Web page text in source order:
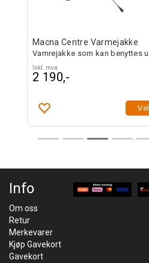
Macna Centre Varmejakke
Vamrejakke som kan benyttes
Inkl. mva
2 190,-
Info
Om oss
Retur
Merkevarer
Kjøp Gavekort
Gavekort